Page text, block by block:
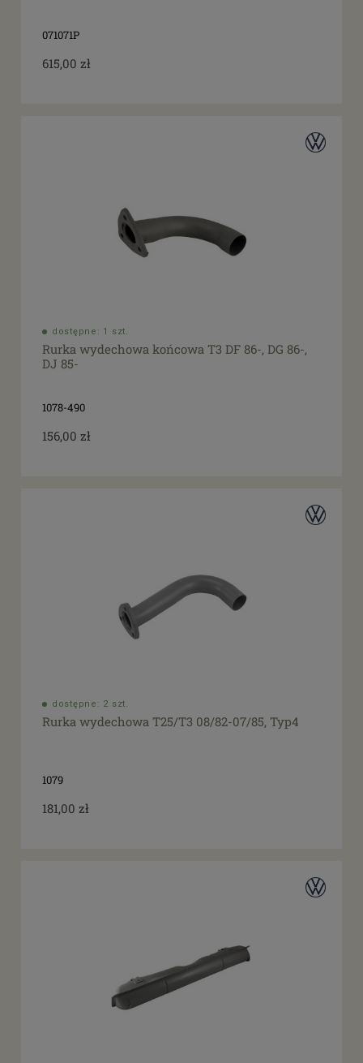
071071P
615,00 zł
dostępne: 1 szt.
Rurka wydechowa końcowa T3 DF 86-, DG 86-,
DJ 85-
1078-490
156,00 zł
dostępne: 2 szt.
Rurka wydechowa T25/T3 08/82-07/85, Typ4
1079
181,00 zł